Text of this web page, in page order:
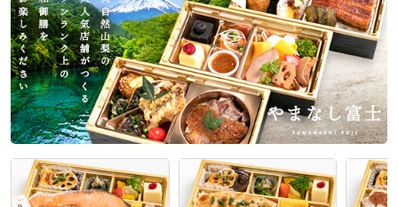
ご利用シーン：スポーツ›運動会
参加者の年齢：不明男女比：男女混合
神奈川県横浜市旭区笹野台2026/06/15
海苔の香りの口コミをもっと見る